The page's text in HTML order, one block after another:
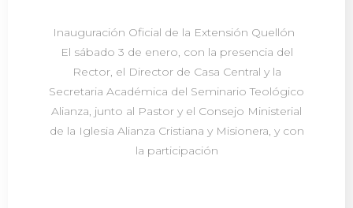
Inauguración Oficial de la Extensión Quellón
El sábado 3 de enero, con la presencia del
Rector, el Director de Casa Central y la
Secretaria Académica del Seminario Teológico
Alianza, junto al Pastor y el Consejo Ministerial
de la Iglesia Alianza Cristiana y Misionera, y con
la participación